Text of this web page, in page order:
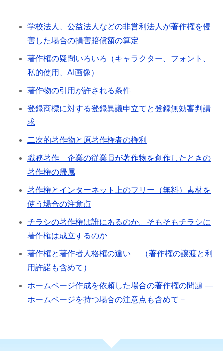
学校法人、公益法人などの非営利法人が著作権を侵
害した場合の損害賠償額の算定
著作権の疑問いろいろ（キャラクター、フォント、
私的使用、AI画像）
著作物の引用が許される条件
登録商標に対する登録異議申立てと登録無効審判請
求
二次的著作物と原著作権者の権利
職務著作 企業の従業員が著作物を創作したときの
著作権の帰属
著作権とインターネット上のフリー（無料）素材を
使う場合の注意点
チラシの著作権は誰にあるのか。そもそもチラシに
著作権は成立するのか
著作権と著作者人格権の違い （著作権の譲渡と利
用許諾も含めて）
ホームページ作成を依頼した場合の著作権の問題 ―
ホームページを持つ場合の注意点も含めて－